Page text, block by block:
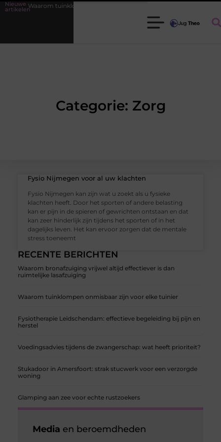
Nieuwe
artikelenWaarom tuinklompen onmisbaar zijn voor elke tuinier
Categorie: Zorg
RECENTE BERICHTEN
Waarom bronafzuiging vrijwel altijd effectiever is dan
ruimtelijke lasafzuiging
Waarom tuinklompen onmisbaar zijn voor elke tuinier
Fysiotherapie Leidschendam: effectieve begeleiding bij pijn en
herstel
Voedingsadvies tijdens de zwangerschap: wat heeft prioriteit?
Stukadoor in Amersfoort: strak stucwerk voor een verzorgde
woning
Glamping aan zee voor echte rustzoekers
Media en beroemdheden
Fysio Nijmegen voor al uw klachten
Fysio Nijmegen kan zijn wat u zoekt als u fysieke
klachten heeft. Door het sporten of andere belasting
kan er pijn in de spieren of gewrichten ontstaan en dat
kan zeer hinderlijk zijn tijdens het sporten of in het
dagelijks leven. Het kan ervoor zorgen dat de mentale
stress toeneemt